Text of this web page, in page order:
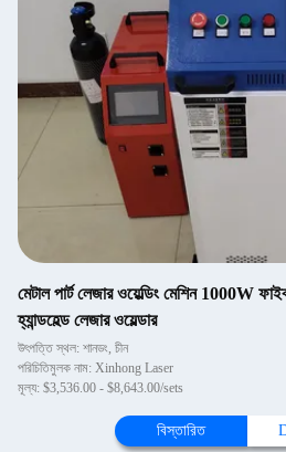
মেটাল পার্ট লেজার ওয়েল্ডিং মেশিন 1000W
হ্যান্ডহেল্ড লেজার ওয়েল্ডার
উৎপত্তি স্থল: শানডং, চীন
পরিচিতিমুলক নাম: Xinhong Laser
মূল্য: $3,536.00 - $8,643.00/sets
বিস্তারিত